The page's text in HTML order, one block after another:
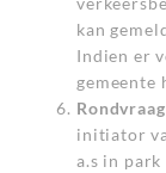
kan
Indien er
gemeente
initiator
a.s in